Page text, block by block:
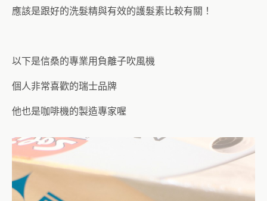
應該是跟好的洗髮精與有效的護髮素比較有關！
以下是信桑的專業用負離子吹風機
個人非常喜歡的瑞士品牌
他也是咖啡機的製造專家喔